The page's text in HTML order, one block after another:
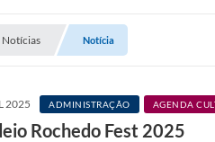
Notícias Notícia
2025 ADMINISTRAÇÃO AGENDA
Rochedo Fest 2025